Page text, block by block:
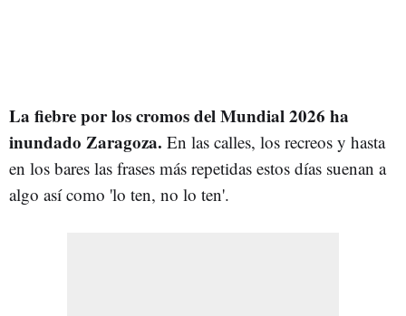
La fiebre por los cromos del Mundial 2026 ha
inundado Zaragoza. En las calles, los recreos y hasta
en los bares las frases más repetidas estos días suenan a
algo así como 'lo ten, no lo ten'.